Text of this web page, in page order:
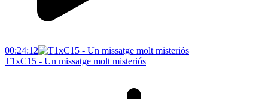
00:24:12
T1xC15 - Un missatge molt misteriós